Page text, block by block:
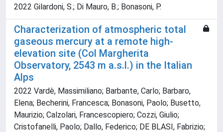
2022 Gilardoni, S.; Di Mauro, B.; Bonasoni, P.
Characterization of atmospheric total
gaseous mercury at a remote high-
elevation site (Col Margherita
Observatory, 2543 m a.s.l.) in the Italian
Alps
2022 Vardè, Massimiliano; Barbante, Carlo; Barbaro,
Elena; Becherini, Francesca; Bonasoni, Paolo; Busetto,
Maurizio; Calzolari, Francescopiero; Cozzi, Giulio;
Cristofanelli, Paolo; Dallo, Federico; DE BLASI, Fabrizio;